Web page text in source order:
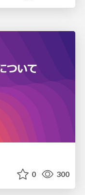
0 300